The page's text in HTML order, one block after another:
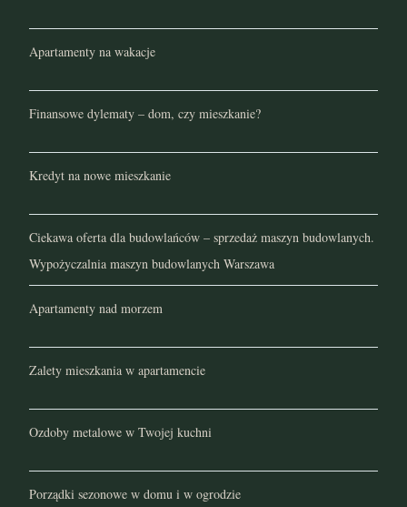
Apartamenty na wakacje
Finansowe dylematy – dom, czy mieszkanie?
Kredyt na nowe mieszkanie
Ciekawa oferta dla budowlańców – sprzedaż maszyn budowlanych.
Wypożyczalnia maszyn budowlanych Warszawa
Apartamenty nad morzem
Zalety mieszkania w apartamencie
Ozdoby metalowe w Twojej kuchni
Porządki sezonowe w domu i w ogrodzie